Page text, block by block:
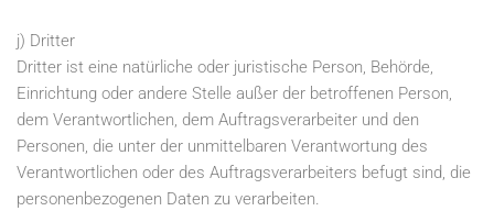
j) Dritter
Dritter ist eine natürliche oder juristische Person, Behörde,
Einrichtung oder andere Stelle außer der betroffenen Person,
dem Verantwortlichen, dem Auftragsverarbeiter und den
Personen, die unter der unmittelbaren Verantwortung des
Verantwortlichen oder des Auftragsverarbeiters befugt sind, die
personenbezogenen Daten zu verarbeiten.